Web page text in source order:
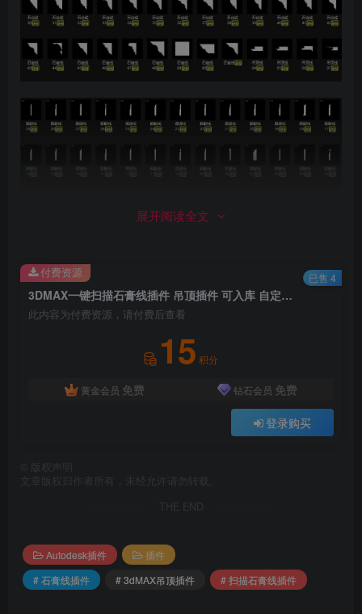
展开阅读全文
3DMAX一键扫描石膏线插件 吊顶插件 可入库 自定义路径
此内容为付费资源，请付费后查看
15 积分
黄金会员 免费 钻石会员 免费
登录购买
付费资源 已售 4
版权声明
文章版权归作者所有，未经允许请勿转载。
THE END
Autodesk插件
插件
# 石膏线插件
# 3dMAX吊顶插件 # 扫描石膏线插件